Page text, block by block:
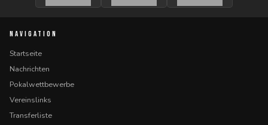
NAVIGATION
Startseite
Nachrichten
Pokalwettbewerbe
Vereinslinks
Transferliste